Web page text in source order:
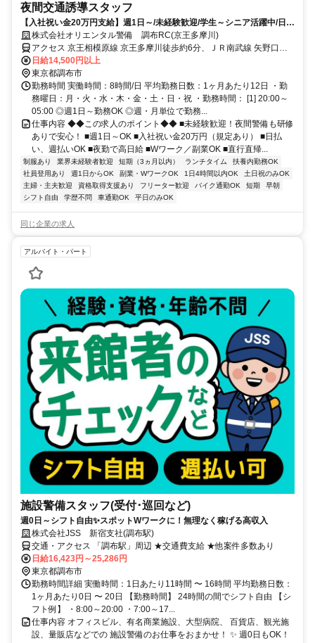
夜間交通誘導スタッフ
【入社祝い金20万円支給】週1日～/未経験歓迎/学生～シニア活躍中/日払
い・週払いOK/履歴書不要！
株式会社オリエンタル警備 調布RC(京王多摩川)
アクセス 京王相模原線 京王多摩川徒歩約6分、ＪＲ南武線 矢野口北
口徒歩約25分、京王線 調布広場口徒歩約17分 (面接地/調布リクルー
トセンター)東京都調布市小島町１丁目５－６ アールアンドエスビル
４F
日給14,500円以上
東京都調布市
勤務時間 実働時間：8時間/日 平均勤務日数：1ヶ月あたり12日 ・勤
務曜日：月・火・水・木・金・土・日・祝 ・勤務時間： [1] 20:00～
05:00 ◎週1日～勤務OK ◎週・月単位で勤務...
仕事内容 ◆◆この求人のポイント◆◆ ■未経験歓迎！夜間警備も研修
ありで安心！ ■週1日～OK ■入社祝い金20万円（規定あり） ■日払
い、週払いOK ■夜勤で高日給 ■Wワーク／副業OK ■直行直帰...
制服あり 業界未経験者歓迎 短期（3ヵ月以内） ランチタイム
扶養内勤務OK
社員登用あり
週1日からOK 副業・WワークOK 1日4時間以内OK
土日祝のみOK
主婦・主夫歓迎
資格取得支援あり フリーター歓迎 バイク通勤OK 短期
早朝
シフト自由
学歴不問 車通勤OK 平日のみOK
同じ企業の求人
アルバイト・パート
施設警備スタッフ(受付･巡回など)
週0日～シフト自由✨スポットWワークに！無理なく稼げる高収入
株式会社JSS 新宿支社(調布駅)
交通・アクセス 「調布駅」周辺 ★交通費支給 ★他案件多数あり
日給16,423円～25,286円
東京都調布市
勤務時間詳細 実働時間：1日あたり11時間 〜 16時間 平均勤務日数：
1ヶ月あたり0日 〜 20日 【勤務時間】 24時間の間でシフト自由 【シ
フト例】 ・8:00～20:00 ・7:00～17...
仕事内容 オフィスビル、有名商業施設、大型病院、 百貨店、観光施
設、量販店などでの 施設警備のお仕事をおまかせ！ ✨ 週0日もOK！